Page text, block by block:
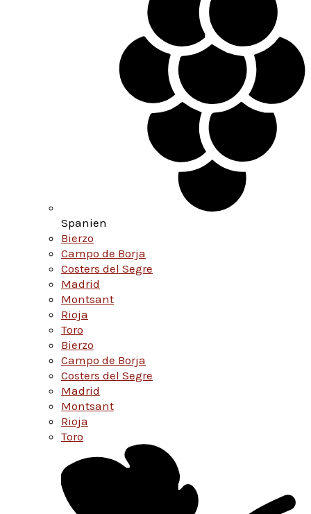
Spanien
Bierzo
Campo de Borja
Costers del Segre
Madrid
Montsant
Rioja
Toro
Bierzo
Campo de Borja
Costers del Segre
Madrid
Montsant
Rioja
Toro